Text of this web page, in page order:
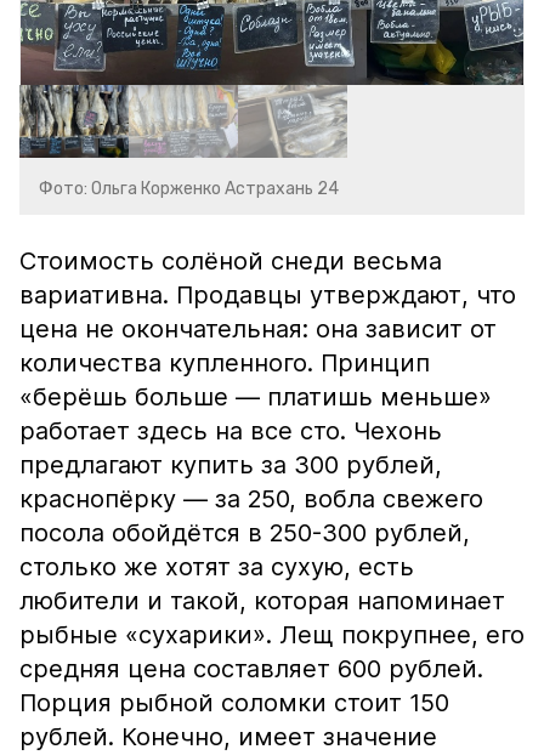
Фото: Ольга Корженко Астрахань 24
Стоимость солёной снеди весьма
вариативна. Продавцы утверждают, что
цена не окончательная: она зависит от
количества купленного. Принцип
«берёшь больше — платишь меньше»
работает здесь на все сто. Чехонь
предлагают купить за 300 рублей,
краснопёрку — за 250, вобла свежего
посола обойдётся в 250-300 рублей,
столько же хотят за сухую, есть
любители и такой, которая напоминает
рыбные «сухарики». Лещ покрупнее, его
средняя цена составляет 600 рублей.
Порция рыбной соломки стоит 150
рублей. Конечно, имеет значение